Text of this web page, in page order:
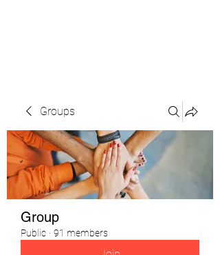
Groups
Group
Public · 91 members